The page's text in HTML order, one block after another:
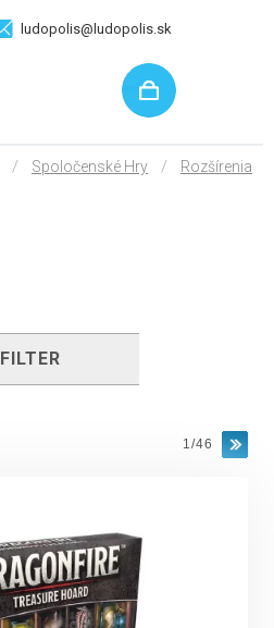
ludopolis@ludopolis.sk
/ Spoločenské Hry / Rozšírenia
FILTER
1/46